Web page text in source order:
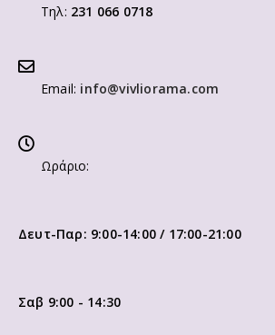
Τηλ: 231 066 0718
Email: info@vivliorama.com
Ωράριο:
Δευτ-Παρ: 9:00-14:00 / 17:00-21:00
Σαβ 9:00 - 14:30